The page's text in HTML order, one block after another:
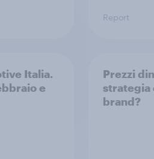
Report
Italia.
e
Prezzi
strategia
brand?